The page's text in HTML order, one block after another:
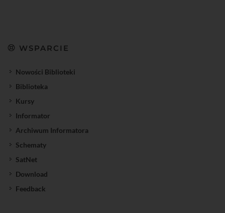
WSPARCIE
Nowości Biblioteki
Biblioteka
Kursy
Informator
Archiwum Informatora
Schematy
SatNet
Download
Feedback